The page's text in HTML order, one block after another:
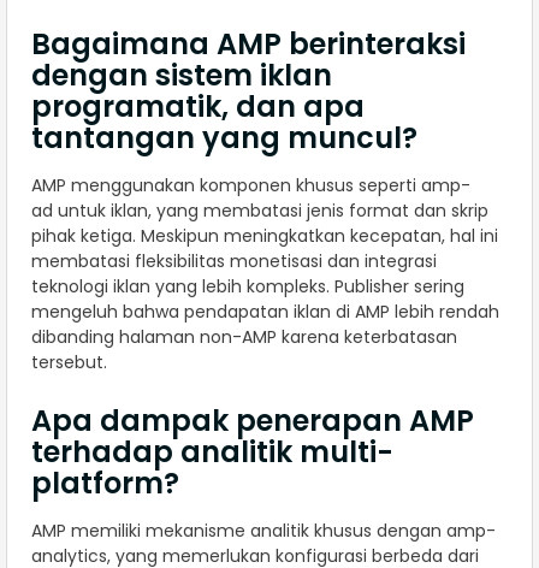
Bagaimana AMP berinteraksi
dengan sistem iklan
programatik, dan apa
tantangan yang muncul?
AMP menggunakan komponen khusus seperti amp-
ad untuk iklan, yang membatasi jenis format dan skrip
pihak ketiga. Meskipun meningkatkan kecepatan, hal ini
membatasi fleksibilitas monetisasi dan integrasi
teknologi iklan yang lebih kompleks. Publisher sering
mengeluh bahwa pendapatan iklan di AMP lebih rendah
dibanding halaman non-AMP karena keterbatasan
tersebut.
Apa dampak penerapan AMP
terhadap analitik multi-
platform?
AMP memiliki mekanisme analitik khusus dengan amp-
analytics, yang memerlukan konfigurasi berbeda dari